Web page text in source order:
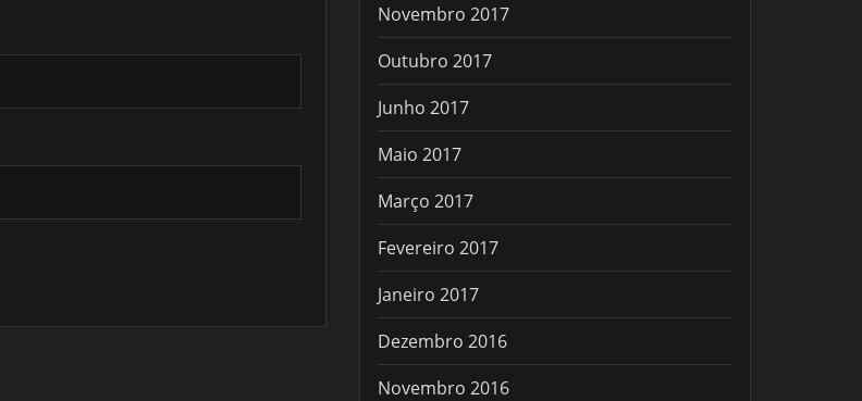
Novembro 2017
Outubro 2017
Junho 2017
Maio 2017
Março 2017
Fevereiro 2017
Janeiro 2017
Dezembro 2016
Novembro 2016